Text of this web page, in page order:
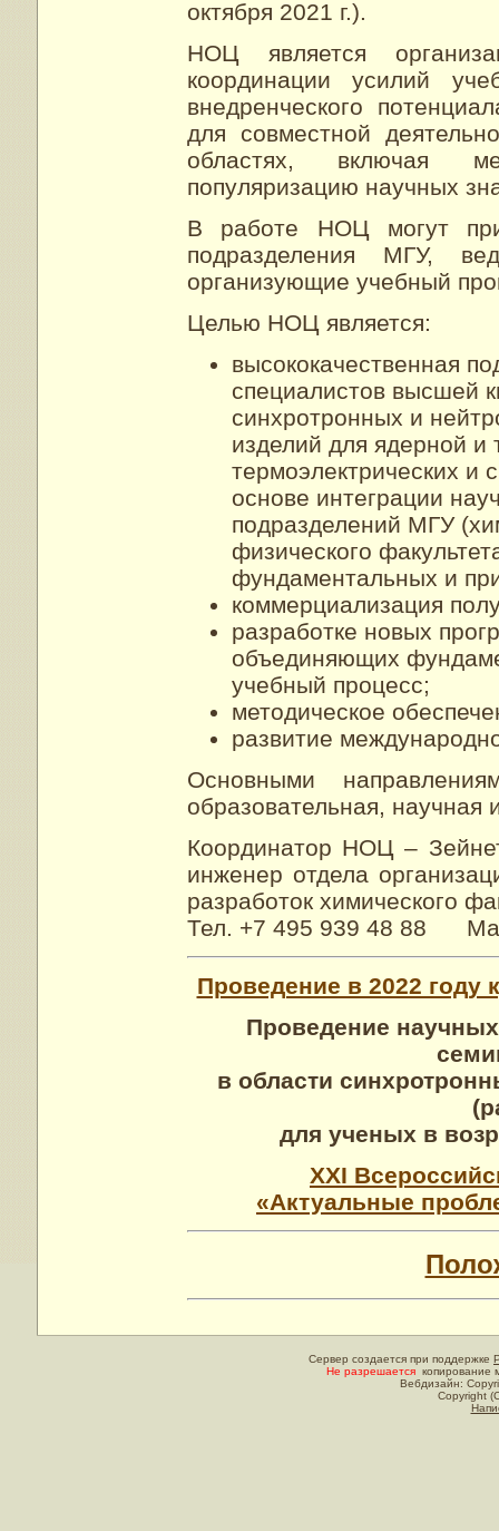
октября 2021 г.).
НОЦ является
координации усилий
внедренческого
для совместной
областях, включая
популяризацию научных
В работе НОЦ могут
подразделения МГУ,
организующие учебный
Целью НОЦ является:
высококачественная
специалистов высшей
синхротронных и
изделий для ядерной и
термоэлектрических и
основе интеграции
подразделений МГУ
физического
фундаментальных и
коммерциализация
разработке новых
объединяющих
учебный процесс;
методическое
развитие
Основными
образовательная, научная
Координатор НОЦ –
инженер отдела
разработок химического
Тел. +7 495 939 48 88
Проведение в 2022
Проведение
в области
для ученых в
XXI
«Актуальные
Сервер создается при поддержке
Не разрешается копирование
Вебдизайн:
Copyright